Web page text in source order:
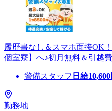
履歴書なし＆スマホ面接OK
個室寮】へ♪初月無料＆引越
警備スタッフ 日給10,600
勤務地